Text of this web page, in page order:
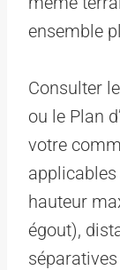
ensemble
Consulter
ou le Plan
votre
applicables
hauteur
égout),